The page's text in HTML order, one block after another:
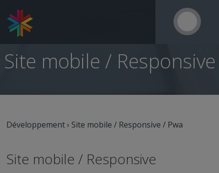
Site mobile / Responsive
Développement › Site mobile / Responsive / Pwa
Site mobile / Responsive